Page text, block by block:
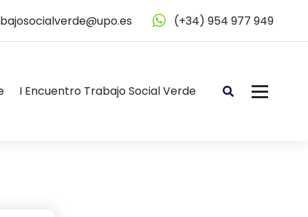
(+34) 954 977 949
I Encuentro Trabajo Social Verde